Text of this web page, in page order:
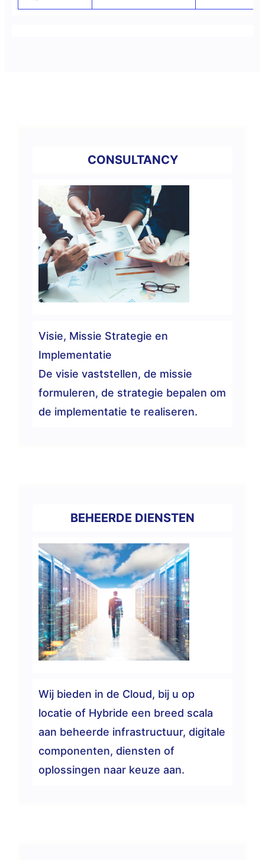
CONSULTANCY
Visie, Missie Strategie en
Implementatie
De visie vaststellen, de missie
formuleren, de strategie bepalen om
de implementatie te realiseren.
BEHEERDE DIENSTEN
Wij bieden in de Cloud, bij u op
locatie of Hybride een breed scala
aan beheerde infrastructuur, digitale
componenten, diensten of
oplossingen naar keuze aan.